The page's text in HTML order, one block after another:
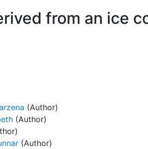
from an ice
(Author)
(Author)
(Author)